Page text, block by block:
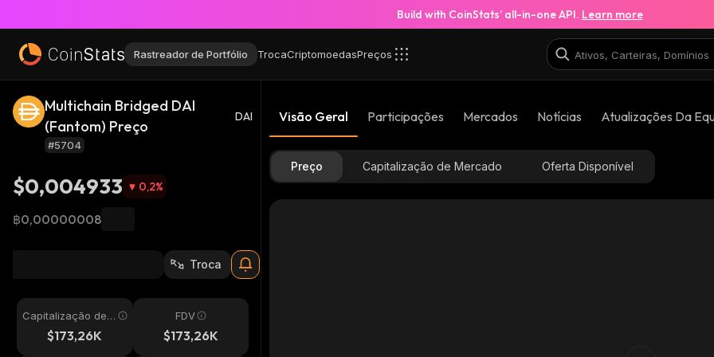
Build with CoinStats’ all-in-one API. Learn more
Rastreador de Portfólio TrocaCriptomoedasPreços
Multichain Bridged DAI
(Fantom) Preço
DAI
#5704
$0,004933 0,2%
฿0,00000008
Troca
Capitalização de
Mercado$173,26K
FDV
$173,26K
Visão Geral Participações Mercados Notícias Atualizações Da
Preço Capitalização de Mercado Oferta Disponível